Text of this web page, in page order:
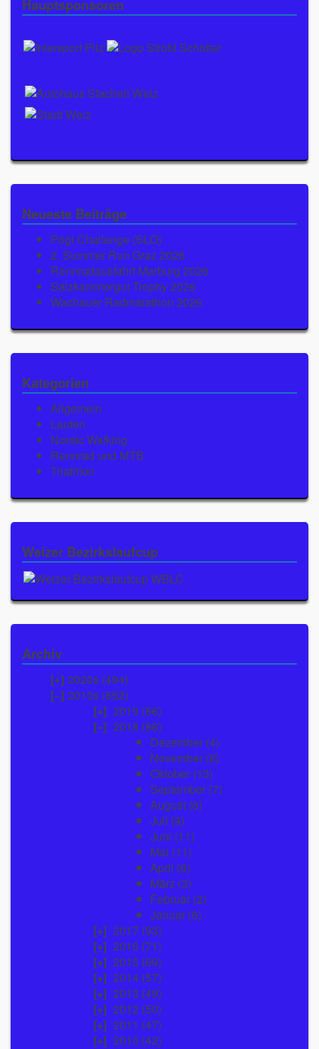
Hauptsponsoren
Neueste Beiträge
Pogi Challenge (SLO)
2. Summer Run Graz 2026
Rennradausfahrt Marburg 2026
Salzkammergut Trophy 2026
Wachauer Radmarathon 2026
Kategorien
Allgemein
Laufen
Nordic Walking
Rennrad und MTB
Triathlon
Weizer Bezirkslaufcup
Archiv
2020s (494)
2010s (652)
2019 (86)
2018 (88)
Dezember (4)
November (8)
Oktober (13)
September (7)
August (8)
Juli (9)
Juni (11)
Mai (11)
April (6)
März (3)
Februar (2)
Januar (6)
2017 (93)
2016 (71)
2015 (69)
2014 (57)
2013 (49)
2012 (50)
2011 (47)
2010 (42)